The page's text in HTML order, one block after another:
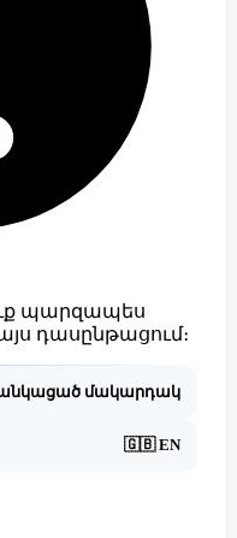
պարզապես
դասընթացում։
մակարդակ
🇬🇧 EN